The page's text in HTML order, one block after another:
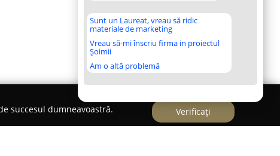
Sunt un Laureat, vreau să ridic
materiale de marketing
Vreau să-mi înscriu firma in proiectul
Șoimii
Am o altă problemă
succesul dumneavoastră.
Verificați